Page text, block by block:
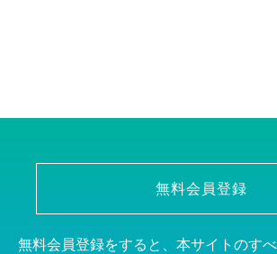
無料会員登録
無料会員登録をすると、本サイトのす